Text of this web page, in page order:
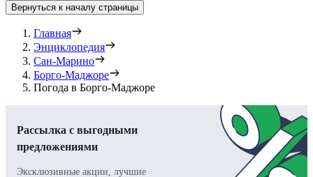
Вернуться к началу страницы
Главная
Энциклопедия
Сан-Марино
Борго-Маджоре
Погода в Борго-Маджоре
Рассылка с выгодными
предложениями
Эксклюзивные акции, лучшие